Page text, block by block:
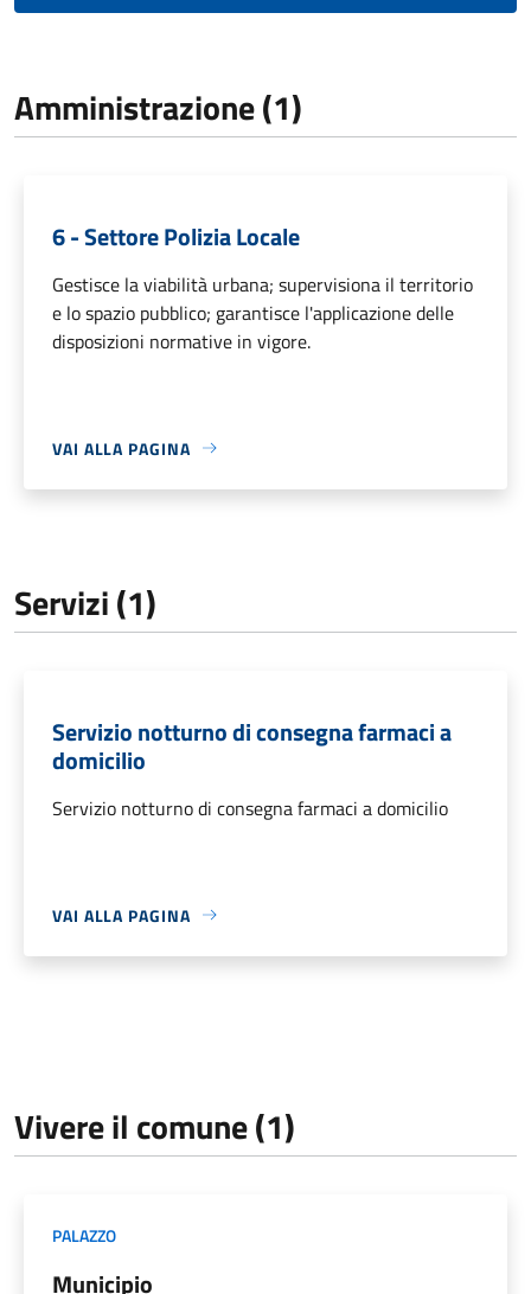
Amministrazione (1)
6 - Settore Polizia Locale
Gestisce la viabilità urbana; supervisiona il territorio
e lo spazio pubblico; garantisce l'applicazione delle
disposizioni normative in vigore.
VAI ALLA PAGINA
Servizi (1)
Servizio notturno di consegna farmaci a
domicilio
Servizio notturno di consegna farmaci a domicilio
VAI ALLA PAGINA
Vivere il comune (1)
PALAZZO
Municipio